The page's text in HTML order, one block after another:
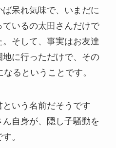
呆れ気味で、いまだに
いるの太田さんだけで
そして、事実はお友達
に行っただけで、その
るということです。
いう名前だそうです
自身が、隠し子騒動を
。